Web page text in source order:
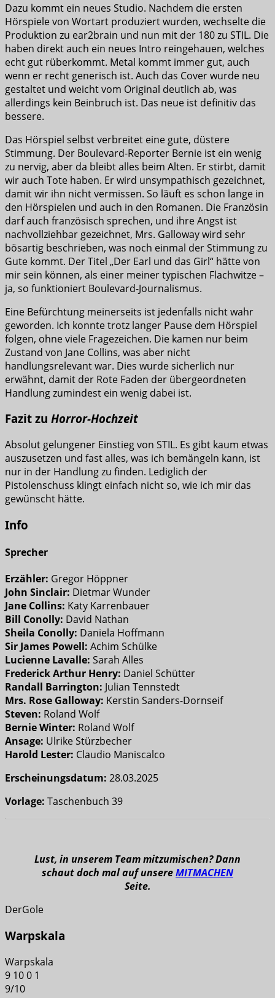
Dazu kommt ein neues Studio. Nachdem die ersten
Hörspiele von Wortart produziert wurden, wechselte die
Produktion zu ear2brain und nun mit der 180 zu STIL. Die
haben direkt auch ein neues Intro reingehauen, welches
echt gut rüberkommt. Metal kommt immer gut, auch
wenn er recht generisch ist. Auch das Cover wurde neu
gestaltet und weicht vom Original deutlich ab, was
allerdings kein Beinbruch ist. Das neue ist definitiv das
bessere.
Das Hörspiel selbst verbreitet eine gute, düstere
Stimmung. Der Boulevard-Reporter Bernie ist ein wenig
zu nervig, aber da bleibt alles beim Alten. Er stirbt, damit
wir auch Tote haben. Er wird unsympathisch gezeichnet,
damit wir ihn nicht vermissen. So läuft es schon lange in
den Hörspielen und auch in den Romanen. Die Französin
darf auch französisch sprechen, und ihre Angst ist
nachvollziehbar gezeichnet, Mrs. Galloway wird sehr
bösartig beschrieben, was noch einmal der Stimmung zu
Gute kommt. Der Titel „Der Earl und das Girl“ hätte von
mir sein können, als einer meiner typischen Flachwitze –
ja, so funktioniert Boulevard-Journalismus.
Eine Befürchtung meinerseits ist jedenfalls nicht wahr
geworden. Ich konnte trotz langer Pause dem Hörspiel
folgen, ohne viele Fragezeichen. Die kamen nur beim
Zustand von Jane Collins, was aber nicht
handlungsrelevant war. Dies wurde sicherlich nur
erwähnt, damit der Rote Faden der übergeordneten
Handlung zumindest ein wenig dabei ist.
Fazit zu Horror-Hochzeit
Absolut gelungener Einstieg von STIL. Es gibt kaum etwas
auszusetzen und fast alles, was ich bemängeln kann, ist
nur in der Handlung zu finden. Lediglich der
Pistolenschuss klingt einfach nicht so, wie ich mir das
gewünscht hätte.
Info
Sprecher
Erzähler: Gregor Höppner
John Sinclair: Dietmar Wunder
Jane Collins: Katy Karrenbauer
Bill Conolly: David Nathan
Sheila Conolly: Daniela Hoffmann
Sir James Powell: Achim Schülke
Lucienne Lavalle: Sarah Alles
Frederick Arthur Henry: Daniel Schütter
Randall Barrington: Julian Tennstedt
Mrs. Rose Galloway: Kerstin Sanders-Dornseif
Steven: Roland Wolf
Bernie Winter: Roland Wolf
Ansage: Ulrike Stürzbecher
Harold Lester: Claudio Maniscalco
Erscheinungsdatum: 28.03.2025
Vorlage: Taschenbuch 39
Lust, in unserem Team mitzumischen? Dann
schaut doch mal auf unsereMITMACHEN
Seite.
DerGole
Warpskala
Warpskala
9 100 1
9/10